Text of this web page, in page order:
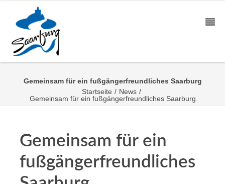
Gemeinsam für ein fußgängerfreundliches Saarburg
Startseite / News /
Gemeinsam für ein fußgängerfreundliches Saarburg
Gemeinsam für ein
fußgängerfreundliches